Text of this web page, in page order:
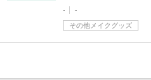
-
-
その他メイクグッズ